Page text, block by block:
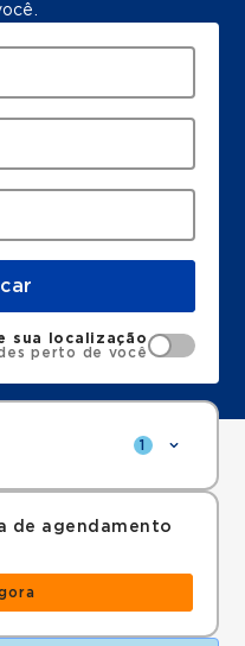
sua localização
perto de você
1
de agendamento